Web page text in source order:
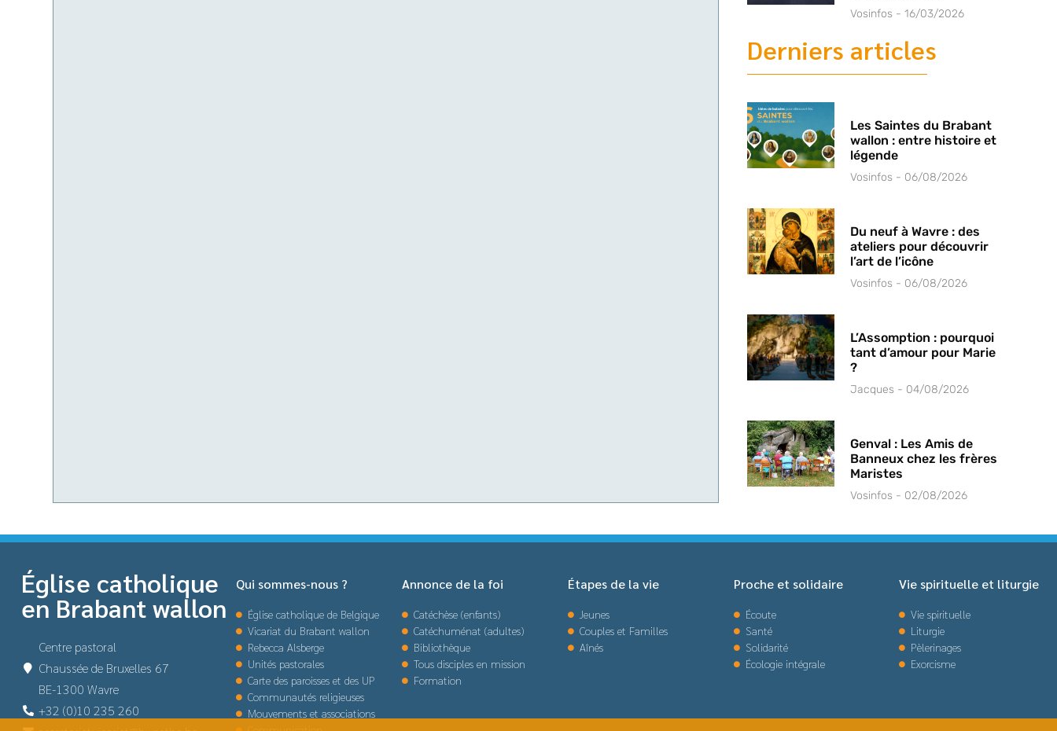
Vosinfos 16/03/2026
Derniers articles
Les Saintes du Brabant
wallon : entre histoire et
légende
Vosinfos 06/08/2026
Du neuf à Wavre : des
ateliers pour découvrir
l’art de l’icône
Vosinfos 06/08/2026
L’Assomption : pourquoi
tant d’amour pour Marie
?
Jacques 04/08/2026
Genval : Les Amis de
Banneux chez les frères
Maristes
Vosinfos 02/08/2026
Église catholique
en Brabant wallon
Centre pastoral
Chaussée de Bruxelles 67
BE-1300 Wavre
+32 (0)10 235 260
Qui sommes-nous ?
Église catholique de Belgique
Vicariat du Brabant wallon
Rebecca Alsberge
Unités pastorales
Carte des paroisses et des UP
Communautés religieuses
Mouvements et associations
Annonce de la foi
Catéchèse (enfants)
Catéchuménat (adultes)
Bibliothèque
Tous disciples en mission
Formation
Étapes de la vie
Jeunes
Couples et Familles
Aînés
Proche et solidaire
Écoute
Santé
Solidarité
Écologie intégrale
Vie spirituelle et liturgie
Vie spirituelle
Liturgie
Pèlerinages
Exorcisme